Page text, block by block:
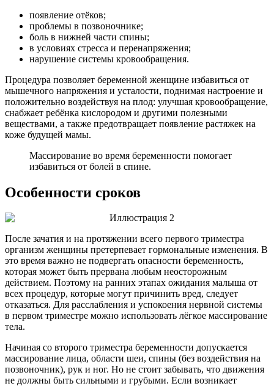
появление отёков;
проблемы в позвоночнике;
боль в нижней части спины;
в условиях стресса и перенапряжения;
нарушение системы кровообращения.
Процедура позволяет беременной женщине избавиться от
мышечного напряжения и усталости, поднимая настроение и
положительно воздействуя на плод: улучшая кровообращение,
снабжает ребёнка кислородом и другими полезными
веществами, а также предотвращает появление растяжек на
коже будущей мамы.
Массирование во время беременности помогает
избавиться от болей в спине.
Особенности сроков
После зачатия и на протяжении всего первого триместра
организм женщины претерпевает гормональные изменения. В
это время важно не подвергать опасности беременность,
которая может быть прервана любым неосторожным
действием. Поэтому на ранних этапах ожидания малыша от
всех процедур, которые могут причинить вред, следует
отказаться. Для расслабления и успокоения нервной системы
в первом триместре можно использовать лёгкое массирование
тела.
Начиная со второго триместра беременности допускается
массирование лица, области шеи, спины (без воздействия на
позвоночник), рук и ног. Но не стоит забывать, что движения
не должны быть сильными и грубыми. Если возникает